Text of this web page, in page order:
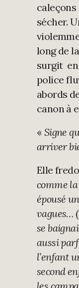
sécher.
long de
surgit en
police
abords
canon à
« Signe
arriver
Elle
comme
épousé
vagues…
se
aussi
l’enfant
second